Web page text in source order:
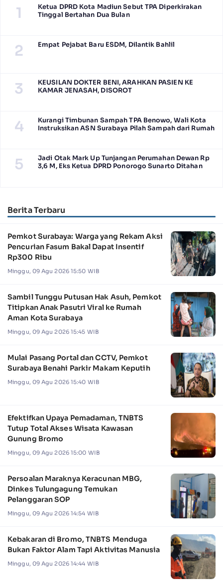
1
Ketua DPRD Kota Madiun Sebut TPA Diperkirakan
Tinggal Bertahan Dua Bulan
2 Empat Pejabat Baru ESDM, Dilantik Bahlil
3
KEUSILAN DOKTER BENI, ARAHKAN PASIEN KE
KAMAR JENASAH, DISOROT
4
Kurangi Timbunan Sampah TPA Benowo, Wali Kota
Instruksikan ASN Surabaya Pilah Sampah dari Rumah
5
Jadi Otak Mark Up Tunjangan Perumahan Dewan Rp
3,6 M, Eks Ketua DPRD Ponorogo Sunarto Ditahan
Berita Terbaru
Pemkot Surabaya: Warga yang Rekam Aksi
Pencurian Fasum Bakal Dapat Insentif
Rp300 Ribu
Minggu, 09 Agu 2026 15:50 WIB
Sambil Tunggu Putusan Hak Asuh, Pemkot
Titipkan Anak Pasutri Viral ke Rumah
Aman Kota Surabaya
Minggu, 09 Agu 2026 15:45 WIB
Mulai Pasang Portal dan CCTV, Pemkot
Surabaya Benahi Parkir Makam Keputih
Minggu, 09 Agu 2026 15:40 WIB
Efektifkan Upaya Pemadaman, TNBTS
Tutup Total Akses Wisata Kawasan
Gunung Bromo
Minggu, 09 Agu 2026 15:00 WIB
Persoalan Maraknya Keracunan MBG,
Dinkes Tulungagung Temukan
Pelanggaran SOP
Minggu, 09 Agu 2026 14:54 WIB
Kebakaran di Bromo, TNBTS Menduga
Bukan Faktor Alam Tapi Aktivitas Manusia
Minggu, 09 Agu 2026 14:44 WIB